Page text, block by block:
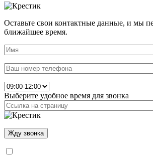
Оставьте свои контактные данные, и мы
ближайшее время.
Выберите удобное время для звонка